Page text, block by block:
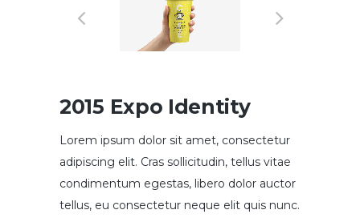
2015 Expo Identity
Lorem ipsum dolor sit amet, consectetur
adipiscing elit. Cras sollicitudin, tellus vitae
condimentum egestas, libero dolor auctor
tellus, eu consectetur neque elit quis nunc.